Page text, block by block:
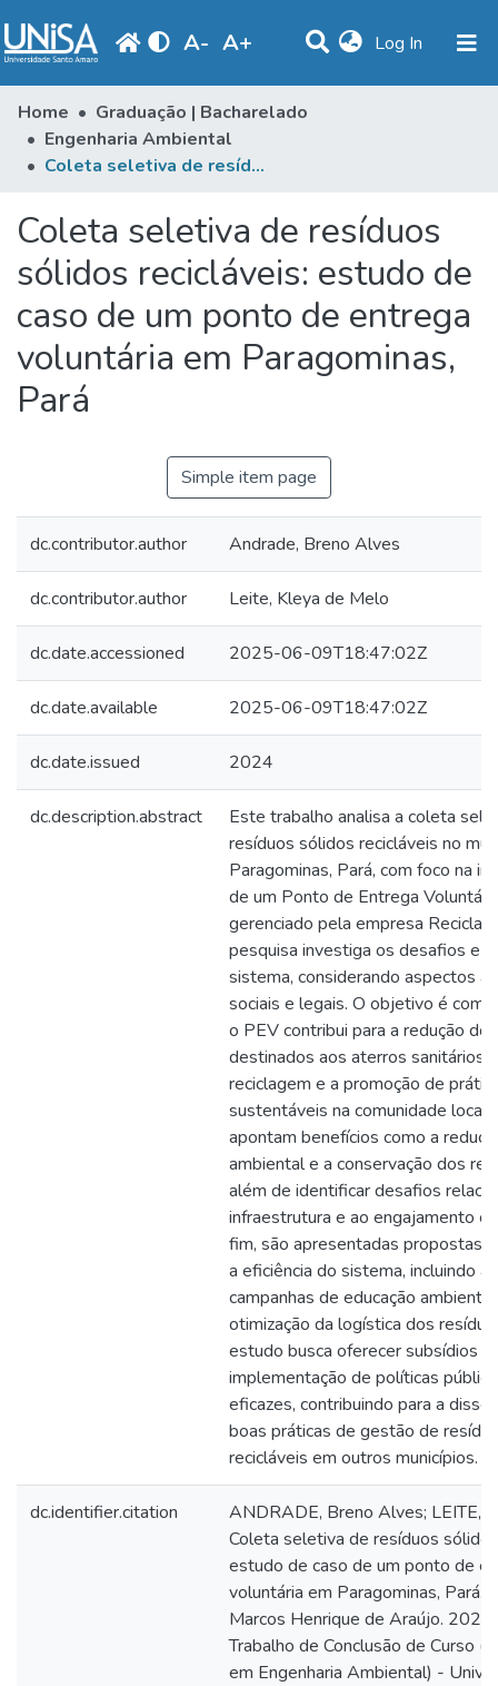
A- A+ Log In (current)
Communities & Collections
Statistics
Produção Docente
Library
Periodicals
Home
Graduação | Bacharelado
Engenharia Ambiental
Coleta seletiva de resíduos sólidos recicláveis: estudo de caso de um ponto de entrega voluntária em Paragominas, Pará
Coleta seletiva de resíduos
sólidos recicláveis: estudo de
caso de um ponto de entrega
voluntária em Paragominas,
Pará
Simple item page
dc.contributor.author Andrade, Breno Alves
dc.contributor.author Leite, Kleya de Melo
dc.date.accessioned 2025-06-09T18:47:02Z
dc.date.available 2025-06-09T18:47:02Z
dc.date.issued 2024
dc.description.abstract
Este trabalho analisa a coleta
resíduos sólidos recicláveis no
Paragominas, Pará, com foco na
de um Ponto de Entrega
gerenciado pela empresa Recicla
pesquisa investiga os desafios e
sistema, considerando aspectos
sociais e legais. O objetivo é
o PEV contribui para a redução
destinados aos aterros sanitários,
reciclagem e a promoção de
sustentáveis na comunidade
apontam benefícios como a
ambiental e a conservação dos
além de identificar desafios
infraestrutura e ao engajamento
fim, são apresentadas propostas
a eficiência do sistema, incluindo a
campanhas de educação
otimização da logística dos
estudo busca oferecer subsídios
implementação de políticas
eficazes, contribuindo para a
boas práticas de gestão de
recicláveis em outros municípios.
dc.identifier.citation
ANDRADE, Breno Alves; LEITE,
Coleta seletiva de resíduos
estudo de caso de um ponto de
voluntária em Paragominas, Pará.
Marcos Henrique de Araújo.
Trabalho de Conclusão de Curso
em Engenharia Ambiental) -